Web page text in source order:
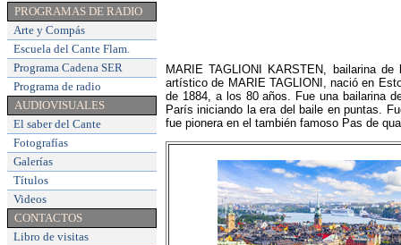
PROGRAMAS DE RADIO
Arte y Compás
Escuela del Cante Flam.
Programa Cadena SER
Programa de radio
AUDIOVISUALES
El saber del Cante
Fotografías
Galerías
Títulos
Videos
CONTACTOS
Libro de visitas
MARIE TAGLIONI KARSTEN, bailarina
artístico de MARIE TAGLIONI, nació en
de 1884, a los 80 años. Fue una bailarina
París iniciando la era del baile en puntas.
fue pionera en el también famoso Pas de